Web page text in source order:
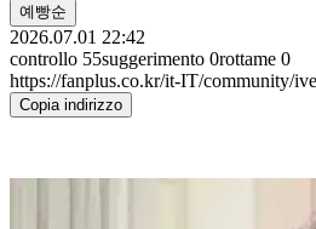
예빵순
2026.07.01 22:42
controllo 55suggerimento 0rottame 0
https://fanplus.co.kr/it-IT/community/
Copia indirizzo